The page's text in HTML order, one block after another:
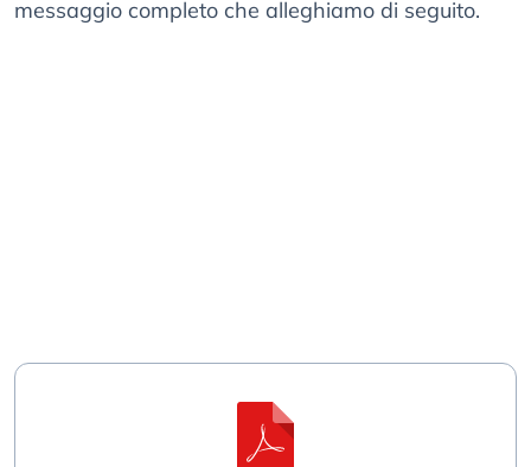
messaggio completo che alleghiamo di seguito.